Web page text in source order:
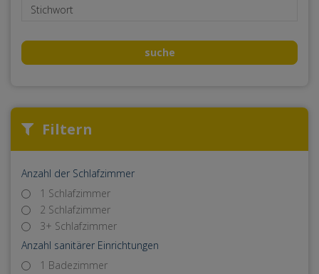
suche
Filtern
Anzahl der Schlafzimmer
1 Schlafzimmer
2 Schlafzimmer
3+ Schlafzimmer
Anzahl sanitärer Einrichtungen
1 Badezimmer